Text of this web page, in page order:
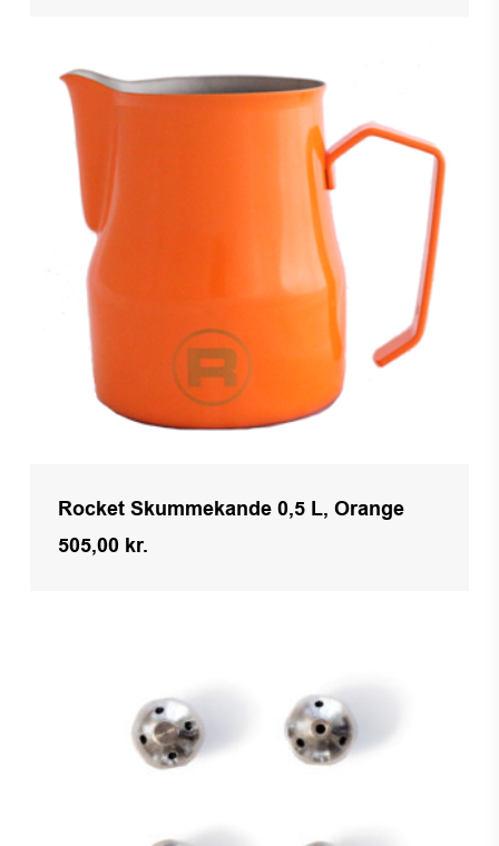
Rocket Skummekande 0,5 L, Orange
505,00 kr.